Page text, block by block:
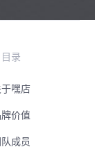
目录
于嘿店
价值
成员